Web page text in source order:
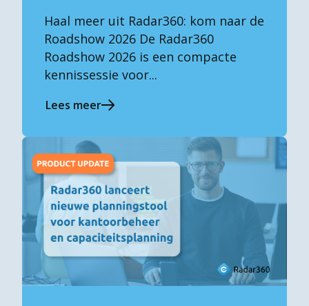
Haal meer uit Radar360: kom naar de
Roadshow 2026 De Radar360
Roadshow 2026 is een compacte
kennissessie voor...
Lees meer